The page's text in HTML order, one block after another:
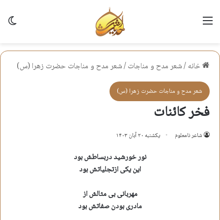
منو
خانه/شعر مدح و مناجات/شعر مدح و مناجات حضرت زهرا (س)
شعر مدح و مناجات حضرت زهرا (س)
فخر کائنات
شاعر نامعلوم یکشنبه ۲۰ آبان ۱۴۰۳
نور خورشید دربساطش بود
این یکی ازتجلیاتش بود
مهربانی بی مثالش از
مادری بودن صفاتش بود